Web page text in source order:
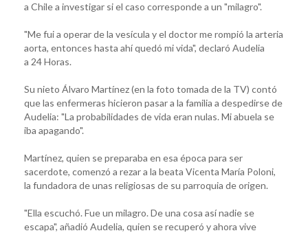
a Chile a investigar si el caso corresponde a un "milagro".
"Me fui a operar de la vesícula y el doctor me rompió la arteria
aorta, entonces hasta ahí quedó mi vida", declaró Audelia
a 24 Horas.
Su nieto Álvaro Martínez (en la foto tomada de la TV) contó
que las enfermeras hicieron pasar a la familia a despedirse de
Audelia: "La probabilidades de vida eran nulas. Mi abuela se
iba apagando".
Martínez, quien se preparaba en esa época para ser
sacerdote, comenzó a rezar a la beata Vicenta María Poloni,
la fundadora de unas religiosas de su parroquia de origen.
"Ella escuchó. Fue un milagro. De una cosa así nadie se
escapa", añadió Audelia, quien se recuperó y ahora vive